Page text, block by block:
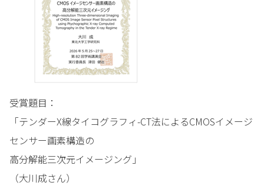
受賞題目：
「テンダーX線タイコグラフィ-CT法によるCMOSイメージ
センサー画素構造の
高分解能三次元イメージング」
（大川成さん）